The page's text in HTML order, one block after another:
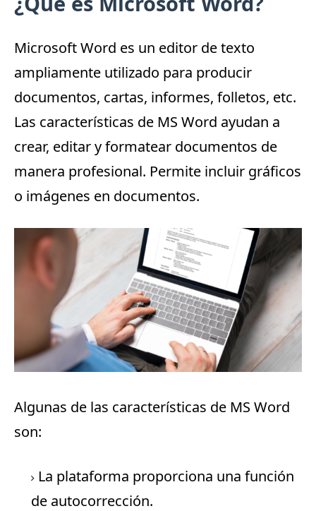
Microsoft Word es un editor de texto
ampliamente utilizado para producir
documentos, cartas, informes, folletos, etc.
Las características de MS Word ayudan a
crear, editar y formatear documentos de
manera profesional. Permite incluir gráficos
o imágenes en documentos.
Algunas de las características de MS Word
son:
La plataforma proporciona una función
de autocorrección.